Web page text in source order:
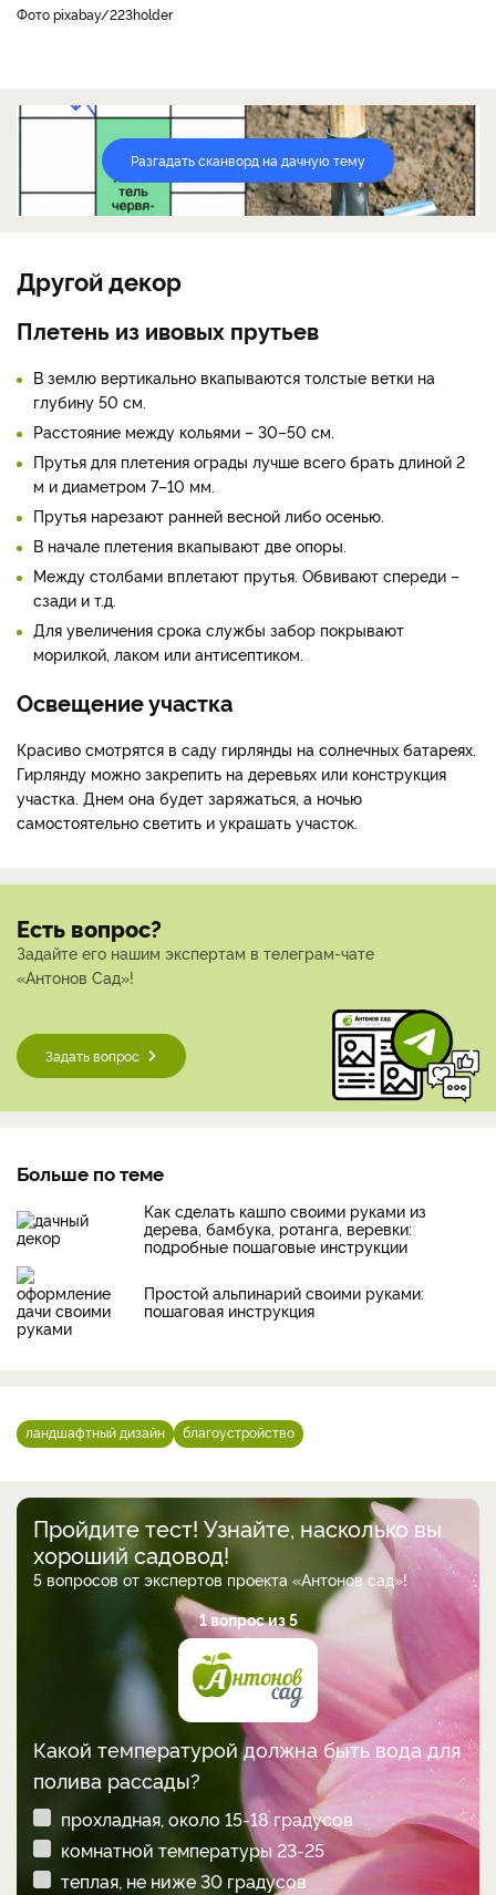
фото pixabay/223holder
Разгадать сканворд на дачную тему
Другой декор
Плетень из ивовых прутьев
В землю вертикально вкапываются толстые ветки на
глубину 50 см.
Расстояние между кольями – 30–50 см.
Прутья для плетения ограды лучше всего брать длиной 2
м и диаметром 7–10 мм.
Прутья нарезают ранней весной либо осенью.
В начале плетения вкапывают две опоры.
Между столбами вплетают прутья. Обвивают спереди –
сзади и т.д.
Для увеличения срока службы забор покрывают
морилкой, лаком или антисептиком.
Освещение участка
Красиво смотрятся в саду гирлянды на солнечных батареях.
Гирлянду можно закрепить на деревьях или конструкция
участка. Днем она будет заряжаться, а ночью
самостоятельно светить и украшать участок.
Есть вопрос?
Задайте его нашим экспертам в телеграм-чате
«Антонов Сад»!
Задать вопрос
Больше по теме
Как сделать кашпо своими руками из
дерева, бамбука, ротанга, веревки:
подробные пошаговые инструкции
Простой альпинарий своими руками:
пошаговая инструкция
ландшафтный дизайн благоустройство
Пройдите тест! Узнайте, насколько вы
хороший садовод!
5 вопросов от экспертов проекта «Антонов сад»!
1 вопрос из 5
Какой температурой должна быть вода для
полива рассады?
прохладная, около 15-18 градусов
комнатной температуры 23-25
теплая, не ниже 30 градусов